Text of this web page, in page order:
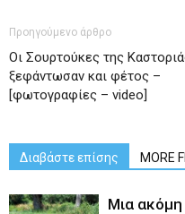
Προηγούμενο άρθρο
Οι Σουρτούκες της
ξεφάντωσαν και φέτος –
[φωτογραφίες – video]
Διαβάστε επίσης MORE
Μια